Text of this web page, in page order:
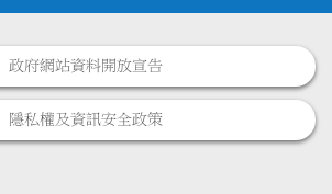
政府網站資料開放宣告
隱私權及資訊安全政策